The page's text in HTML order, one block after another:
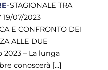
-STAGIONALE TRA
19/07/2023
E CONFRONTO DEI
ALLE DUE
2023 – La lunga
conoscerà [...]